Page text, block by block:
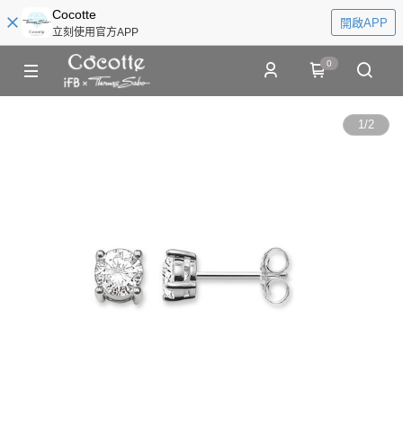
Cocotte
立刻使用官方APP
開啟APP
0
1/2